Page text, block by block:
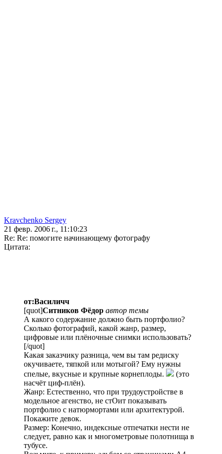
Kravchenko Sergey
21 февр. 2006 г., 11:10:23
Re: Re: помогите начинающему фотографу
Цитата:
от:Василичч
[quot]Ситников Фёдор автор темы
А какого содержание должно быть портфолио?
Сколько фотографий, какой жанр, размер,
цифровые или плёночные снимки использовать?
[/quot]
Какая заказчику разница, чем вы там редиску
окучиваете, тяпкой или мотыгой? Ему нужны
спелые, вкусные и крупные корнеплоды.
(это
насчёт циф-плён).
Жанр: Естественно, что при трудоустройстве в
модельное агенство, не стОит показывать
портфолио с натюрмортами или архитектурой.
Покажите девок.
Размер: Конечно, индексные отпечатки нести не
следует, равно как и многометровые полотнища в
тубусе.